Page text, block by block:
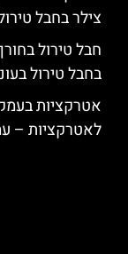
צילר בחבל
חבל טירול
בחבל טירול
לאטרקציות –